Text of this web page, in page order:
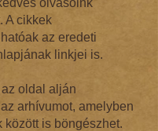
olvasóink
A cikkek
az eredeti
linkjei is.
oldal alján
arhívumot, amelyben
között is böngészhet.